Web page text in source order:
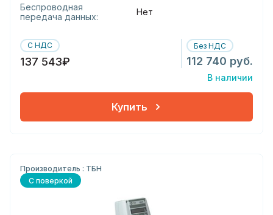
Беспроводная
передача данных:
Нет
С НДС
137 543₽
Без НДС
112 740 руб.
В наличии
Купить
Производитель : ТБН
С поверкой